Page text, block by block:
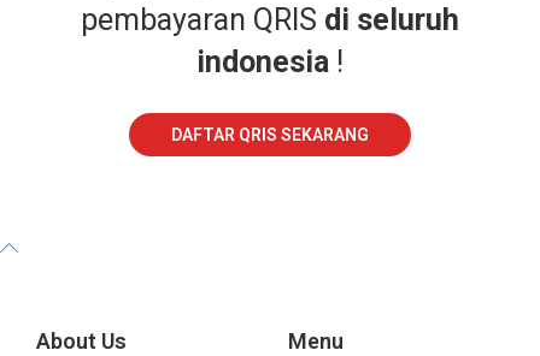
pembayaran QRIS di seluruh
indonesia !
DAFTAR QRIS SEKARANG
About Us Menu